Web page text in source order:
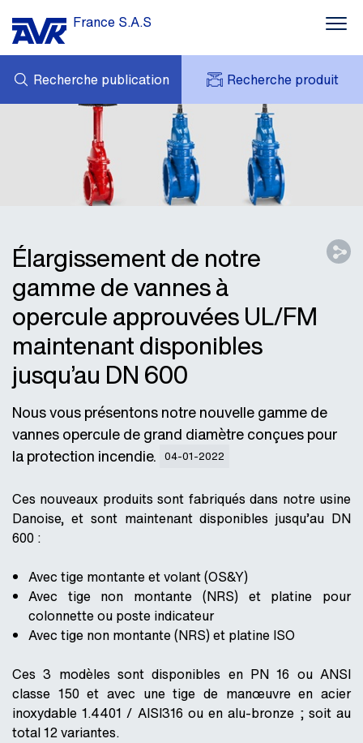
France S.A.S
Recherche publication Recherche produit
TÉLÉCHARGEMENT
RÉFÉRENCES
MES DEMANDES
AVK HOLDING (GROUP)
TARIF JUIN 2026
Élargissement de notre
gamme de vannes à
opercule approuvées UL/FM
maintenant disponibles
jusqu’au DN 600
Nous vous présentons notre nouvelle gamme de
vannes opercule de grand diamètre conçues pour
la protection incendie. 04-01-2022
Ces nouveaux produits sont fabriqués dans notre usine
Danoise, et sont maintenant disponibles jusqu’au DN
600 :
Avec tige montante et volant (OS&Y)
Avec tige non montante (NRS) et platine pour
colonnette ou poste indicateur
Avec tige non montante (NRS) et platine ISO
Ces 3 modèles sont disponibles en PN 16 ou ANSI
classe 150 et avec une tige de manœuvre en acier
inoxydable 1.4401 / AISI316 ou en alu-bronze ; soit au
total 12 variantes.